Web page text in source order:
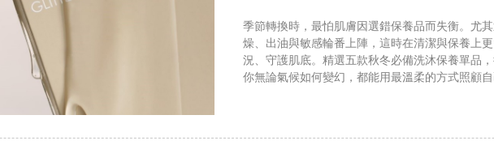
季節轉換時，最怕肌膚因選錯保養品而失衡。尤
燥、出油與敏感輪番上陣，這時在清潔與保養上
況、守護肌底。精選五款秋冬必備洗沐保養單品
你無論氣候如何變幻，都能用最溫柔的方式照顧自